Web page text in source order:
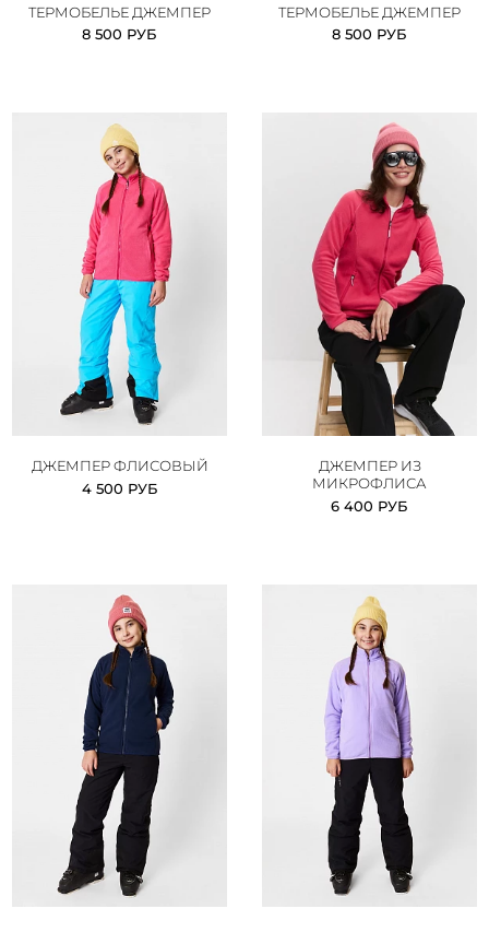
ТЕРМОБЕЛЬЕ ДЖЕМПЕР
8 500 РУБ
ТЕРМОБЕЛЬЕ ДЖЕМПЕР
8 500 РУБ
ДЖЕМПЕР ФЛИСОВЫЙ
4 500 РУБ
ДЖЕМПЕР ИЗ
МИКРОФЛИСА
6 400 РУБ